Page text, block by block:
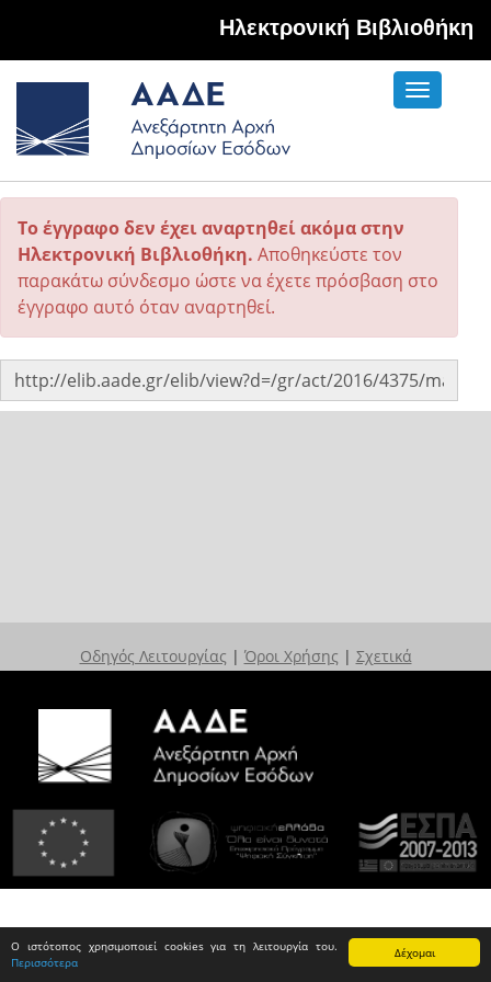
Δέχομαι
Ο ιστότοπος χρησιμοποιεί cookies για τη λειτουργία του.
Περισσότερα
Hλεκτρονική Βιβλιοθήκη
Toggle
Το έγγραφο δεν έχει αναρτηθεί ακόμα στην
Ηλεκτρονική Βιβλιοθήκη. Αποθηκεύστε τον
παρακάτω σύνδεσμο ώστε να έχετε πρόσβαση στο
έγγραφο αυτό όταν αναρτηθεί.
Οδηγός Λειτουργίας | Όροι Χρήσης | Σχετικά